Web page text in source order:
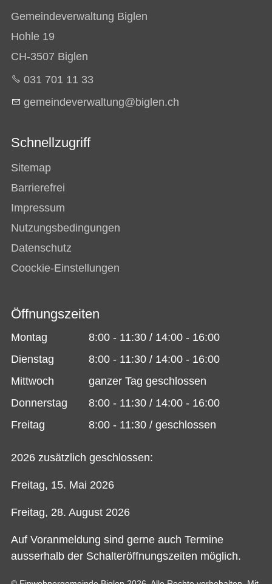
Gemeindeverwaltung Biglen
Hohle 19
CH-3507 Biglen
031 701 11 33
g m nd v rw lt ng b gl n ch
Schnellzugriff
Sitemap
Barrierefrei
Impressum
Nutzungsbedingungen
Datenschutz
Coockie-Einstellungen
Öffnungszeiten
Montag
8:00 - 11:30 / 14:00 - 16:00
Dienstag
8:00 - 11:30 / 14:00 - 16:00
Mittwoch
ganzer Tag geschlossen
Donnerstag
8:00 - 11:30 / 14:00 - 16:00
Freitag
8:00 - 11:30 / geschlossen
2026 zusätzlich geschlossen:
Freitag, 15. Mai 2026
Freitag, 28. August 2026
Auf Voranmeldung sind gerne auch Termine
ausserhalb der Schalteröffnungszeiten möglich.